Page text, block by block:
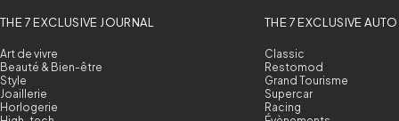
THE 7 EXCLUSIVE JOURNAL
Art de vivre
Beauté & Bien-être
Style
Joaillerie
Horlogerie
THE 7 EXCLUSIVE AUTO
Classic
Restomod
Grand Tourisme
Supercar
Racing